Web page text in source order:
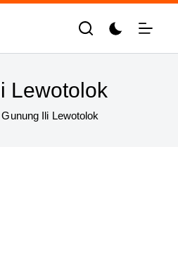
Lewotolok
Gunung Ili Lewotolok